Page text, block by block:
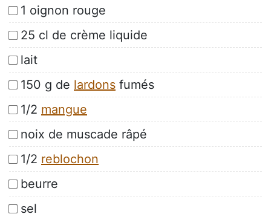
1 oignon rouge
25 cl de crème liquide
lait
150 g de lardons fumés
1/2 mangue
noix de muscade râpé
1/2 reblochon
beurre
sel